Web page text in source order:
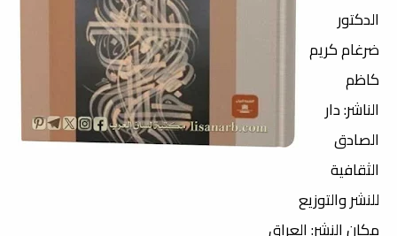
الدكتور
ضرغام كريم
كاظم
الناشر: دار
الصادق
الثقافية
للنشر والتوزيع
مكان النشر: العراق